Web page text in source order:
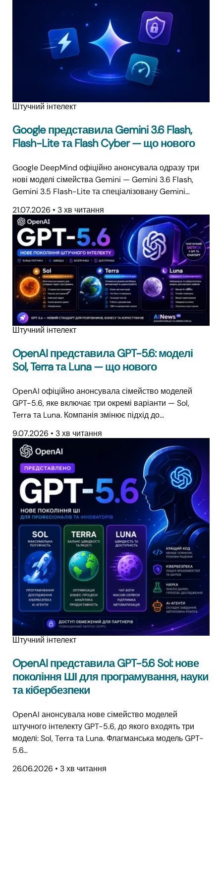
Штучний інтелект
Google представила Gemini 3.6 Flash,
Flash-Lite та Flash Cyber — що нового
Google DeepMind офіційно анонсувала одразу три
нові моделі сімейства Gemini — Gemini 3.6 Flash,
Gemini 3.5 Flash-Lite та спеціалізовану Gemini…
21.07.2026 • 3 хв читання
Штучний інтелект
OpenAI представила GPT-5.6: моделі
Sol, Terra та Luna — що нового
OpenAI офіційно анонсувала сімейство моделей
GPT-5.6, яке включає три окремі варіанти — Sol,
Terra та Luna. Компанія змінює підхід до…
9.07.2026 • 3 хв читання
Штучний інтелект
OpenAI представила GPT-5.6 Sol: нове
покоління ШІ для програмування, науки
та кібербезпеки
OpenAI анонсувала нове сімейство моделей
штучного інтелекту GPT-5.6, до якого входять три
моделі: Sol, Terra та Luna. Флагманська модель GPT-
5.6…
26.06.2026 • 3 хв читання